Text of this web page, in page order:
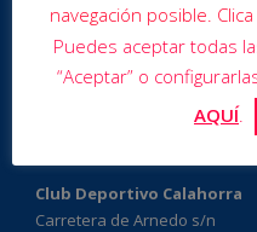
Club Deportivo Calahorra
Carretera de Arnedo s/n
navegación posible. Clica
Puedes aceptar todas
“Aceptar” o
AQUÍ.